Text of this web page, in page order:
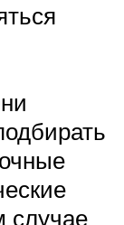
случае